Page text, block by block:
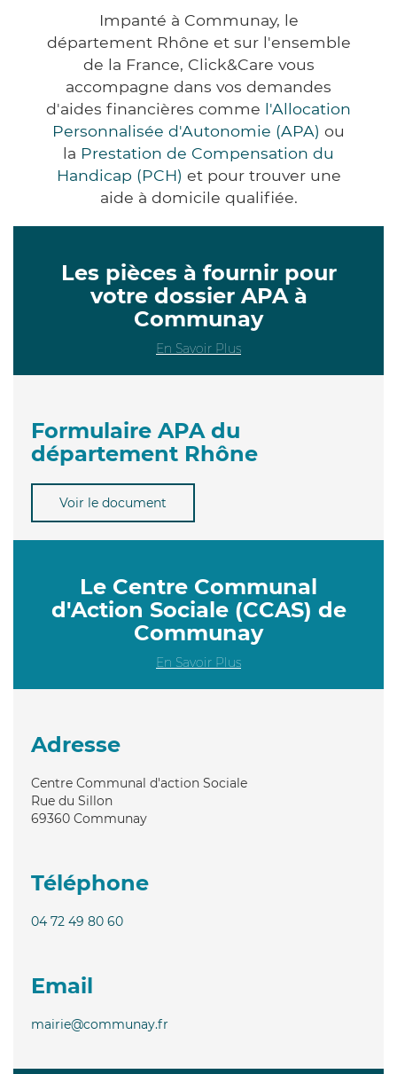
Impanté à Communay, le
département Rhône et sur l'ensemble
de la France, Click&Care vous
accompagne dans vos demandes
d'aides financières comme l'Allocation
Personnalisée d'Autonomie (APA) ou
la Prestation de Compensation du
Handicap (PCH) et pour trouver une
aide à domicile qualifiée.
Les pièces à fournir pour
votre dossier APA à
Communay
En Savoir Plus
Formulaire APA du
département Rhône
Voir le document
Le Centre Communal
d'Action Sociale (CCAS) de
Communay
En Savoir Plus
Adresse
Centre Communal d'action Sociale
Rue du Sillon
69360 Communay
Téléphone
04 72 49 80 60
Email
mairie@communay.fr